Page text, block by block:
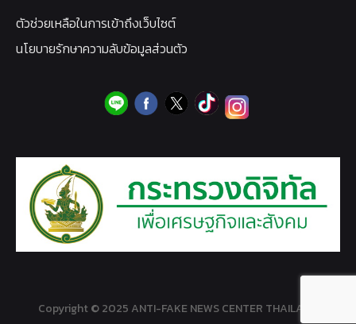
ตัวช่วยเหลือในการเข้าถึงเว็บไซต์
นโยบายรักษาความลับข้อมูลส่วนตัว
Copyright © 2025 ANTI-FAKE NEWS CENTER THAILAND